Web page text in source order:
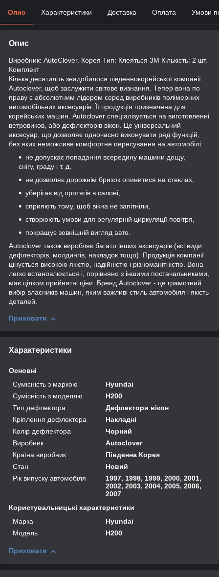
Опис Характеристики Доставка Оплата Умови
Опис
Виробник: AutoClover. Корея Тип: Клеяться 3M Кількість: 2 шт.
Комплект
Кілька десятиліть знадобилося південнокорейської компанії
Autoclover, щоб заслужити світове визнання. Тепер вона по
праву є абсолютним лідером серед виробників полімерних
автомобільних аксесуарів. Її продукція призначена для
корейських машин. Autoclover спеціалізується на виготовленні
ветровиков, або дефлекторів вікон. Це універсальний
аксесуар, що дозволяє одночасно виконувати ряд функцій,
без яких неможливе комфортне пересування на автомобілі:
не допускає попадання всередину машини дощу,
снігу, граду і т. д.
не дозволяє дорожнім бризок опинитися на стеклах,
уберігає від протягів в салоні,
сприяють тому, щоб вікна не запітніли,
створюють умови для регулярній циркуляції повітря,
покращує зовнішній вигляд авто.
Autoclover також виробляє багато інших аксесуарів (всі види
дефлекторів, молдингів, накладок тощо). Продукція компанії
цінується високою якістю, надійністю і різноманітністю. Вона
легко встановлюється і, порівняно з іншими постачальниками,
має цілком прийнятні ціни. Бренд Autoclover - це грамотний
вибір власників машин, яким важливі стиль автомобіля і якість
деталей.
Приховати
Характеристики
Основні
Сумісність з маркою
Hyundai
Сумісність з моделлю
H200
Тип дефлектора
Дефлектори вікон
Кріплення дефлектора
Накладні
Колір дефлектора
Чорний
Виробник
Autoclover
Країна виробник
Південна Корея
Стан
Новий
Рік випуску автомобіля
1997, 1998, 1999, 2000, 2001,
2002, 2003, 2004, 2005, 2006,
2007
Користувальницькі характеристики
Марка
Hyundai
Модель
H200
Приховати